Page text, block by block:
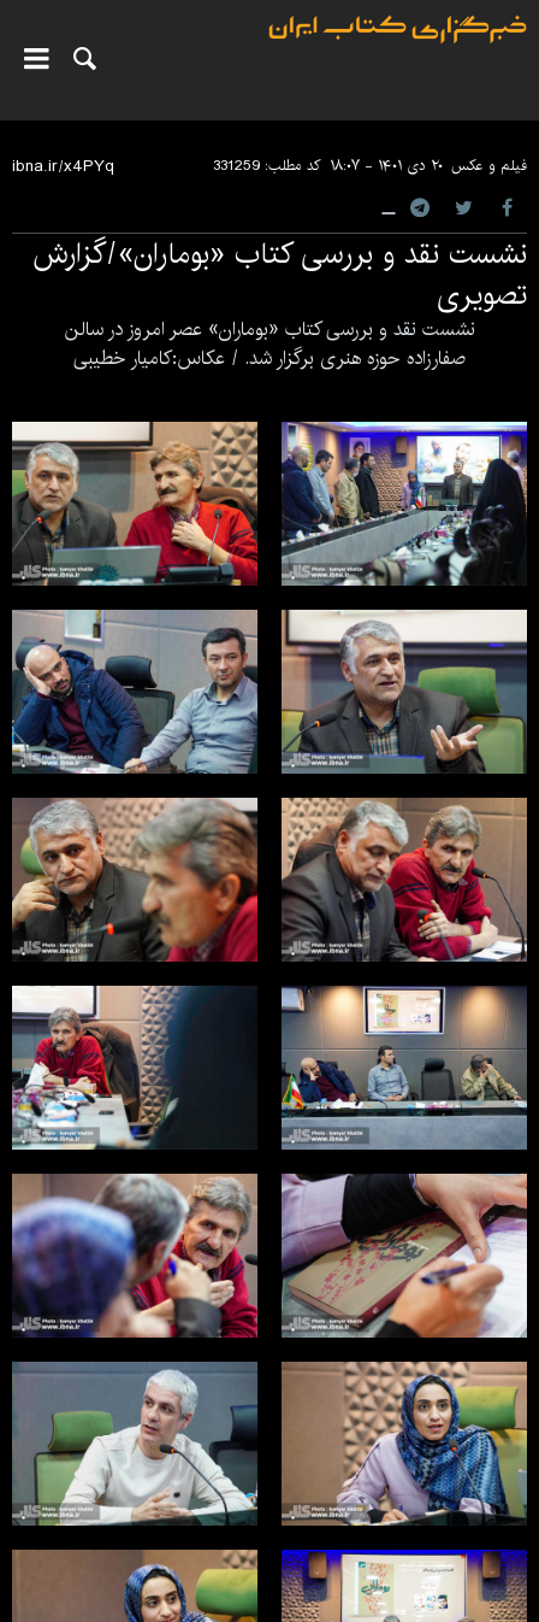
فیلم و عکس ۲۰ دی ۱۴۰۱ - ۱۸:۰۷ کد مطلب:331259
نشست نقد و بررسی کتاب «بوماران»/گزارش
تصویری
نشست نقد و بررسی کتاب «بوماران» عصر امروز در سالن
صفارزاده حوزه هنری برگزار شد. / عکاس:کامیار خطیبی